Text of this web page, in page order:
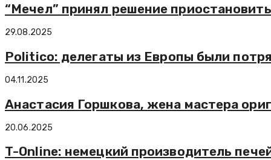
“Мечел” принял решение
29.08.2025
Politico: делегаты из Европы были
04.11.2025
Анастасия Горшкова, жена мастера
20.06.2025
T-Online: немецкий производитель